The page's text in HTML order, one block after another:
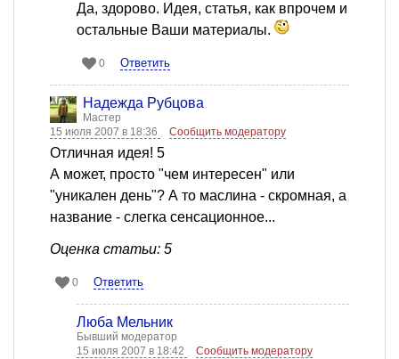
Да, здорово. Идея, статья, как впрочем и
остальные Ваши материалы.
0 Ответить
Надежда Рубцова
Мастер
15 июля 2007 в 18:36
Сообщить модератору
Отличная идея! 5
А может, просто "чем интересен" или
"уникален день"? А то маслина - скромная, а
название - слегка сенсационное...
Оценка статьи: 5
0 Ответить
Люба Мельник
Бывший модератор
15 июля 2007 в 18:42
Сообщить модератору